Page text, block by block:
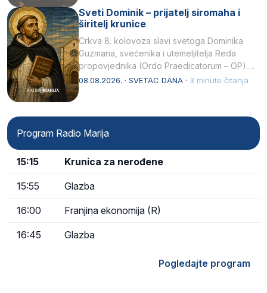
Sveti Dominik – prijatelj siromaha i
širitelj krunice
Crkva 8. kolovoza slavi svetoga Dominika
Guzmana, svećenika i utemeljitelja Reda
propovjednika (Ordo Praedicatorum – OP).
Svojim životom, dubokom ljubavlju prema
08.08.2026. · SVETAC DANA · 3 minute čitanja
Program Radio Marija
15:15 Krunica za nerođene
15:55 Glazba
16:00 Franjina ekonomija (R)
16:45 Glazba
Pogledajte program